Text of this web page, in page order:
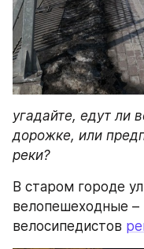
угадайте, едут ли
дорожке, или
реки?
В старом городе
велопешеходные –
велосипедистов